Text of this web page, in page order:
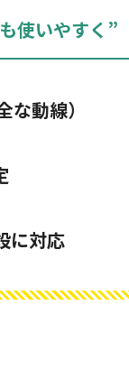
使いやすく”
動線）
に対応